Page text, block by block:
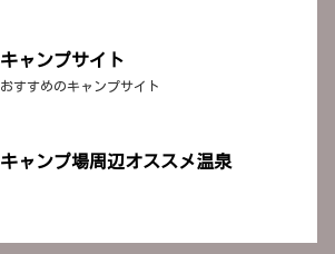
キャンプサイト
おすすめのキャンプサイト
キャンプ場周辺オススメ温泉